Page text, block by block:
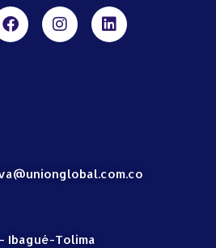
Ibagué-Tolima